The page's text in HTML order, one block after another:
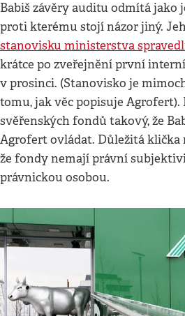
Babiš závěry auditu odmítá jako
proti kterému stojí názor jiný.
stanovisku ministerstva
krátce po zveřejnění první
v prosinci. (Stanovisko je
tomu, jak věc popisuje Agrofert).
svěřenských fondů takový, že
Agrofert ovládat. Důležitá klička
že fondy nemají právní
právnickou osobou.